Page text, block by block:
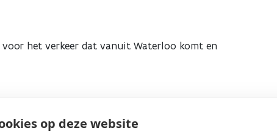
op deze website
het verkeer dat vanuit Waterloo komt en